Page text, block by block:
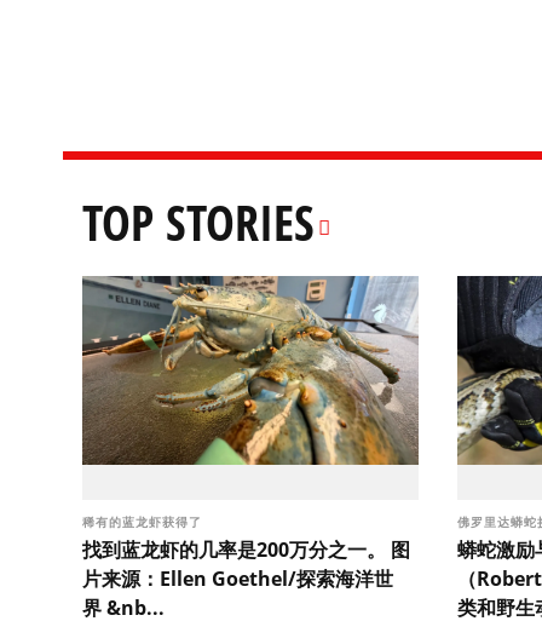
TOP STORIES
稀有的蓝龙虾获得了
找到蓝龙虾的几率是200万分之一。 图
片来源：Ellen Goethel/探索海洋世
界 &nb...
佛罗里达蟒
蟒蛇激励
（
类和野生